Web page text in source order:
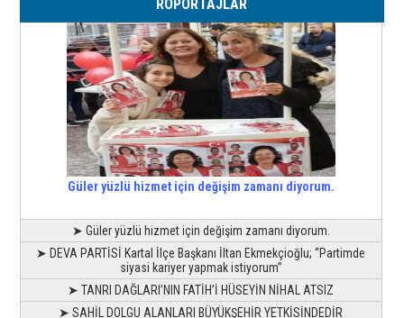
RÖPORTAJLAR
Güler yüzlü hizmet için değişim zamanı diyorum.
➤ Güler yüzlü hizmet için değişim zamanı diyorum.
➤ DEVA PARTİSİ Kartal İlçe Başkanı İltan Ekmekçioğlu; “Partimde
siyasi kariyer yapmak istiyorum”
➤ TANRI DAĞLARI’NIN FATİH’İ HÜSEYİN NİHAL ATSIZ
➤ SAHİL DOLGU ALANLARI BÜYÜKŞEHİR YETKİSİNDEDİR